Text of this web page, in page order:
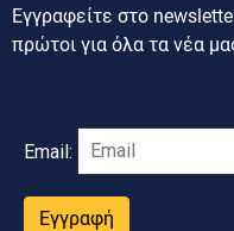
Εγγραφείτε στο
πρώτοι για όλα τα νέα
Email:
Εγγραφή